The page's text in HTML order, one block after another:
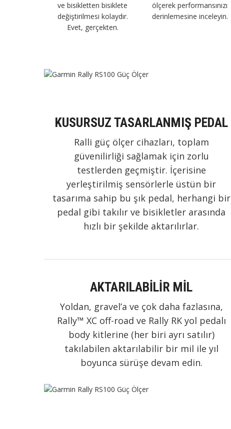
ve bisikletten bisiklete
değiştirilmesi kolaydır.
Evet, gerçekten.
ölçerek performansınızı
derinlemesine inceleyin.
KUSURSUZ TASARLANMIŞ PEDAL
Ralli güç ölçer cihazları, toplam
güvenilirliği sağlamak için zorlu
testlerden geçmiştir. İçerisine
yerleştirilmiş sensörlerle üstün bir
tasarıma sahip bu şık pedal, herhangi bir
pedal gibi takılır ve bisikletler arasında
hızlı bir şekilde aktarılırlar.
AKTARILABİLİR MİL
Yoldan, gravel’a ve çok daha fazlasına,
Rally™ XC off-road ve Rally RK yol pedalı
body kitlerine (her biri ayrı satılır)
takılabilen aktarılabilir bir mil ile yıl
boyunca sürüşe devam edin.